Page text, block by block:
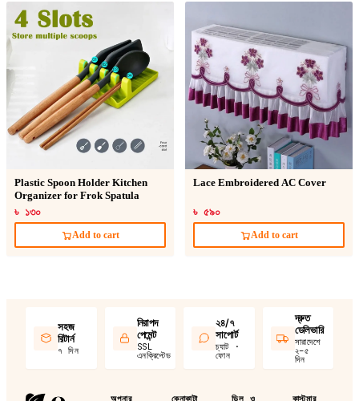
Plastic Spoon Holder Kitchen
Organizer for Frok Spatula
৳ ১৩০
Add to cart
Lace Embroidered AC Cover
৳ ৫৯০
Add to cart
সহজ
রিটার্ন
৭ দিন
নিরাপদ
পেমেন্ট
SSL
এনক্রিপ্টেড
২৪/৭
সাপোর্ট
চ্যাট ·
ফোন
দ্রুত
ডেলিভারি
সারাদেশে
২–৫
দিন
অপনার কেনাকাটা ডিল ও কাস্টমার